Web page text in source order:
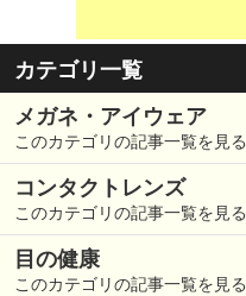
カテゴリ一覧
メガネ・アイウェア
このカテゴリの記事一覧を見る
コンタクトレンズ
このカテゴリの記事一覧を見る
目の健康
このカテゴリの記事一覧を見る